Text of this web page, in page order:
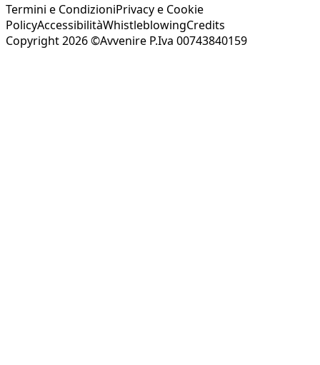
Termini e CondizioniPrivacy e Cookie
PolicyAccessibilitàWhistleblowingCredits
Copyright 2026 ©Avvenire P.Iva 00743840159